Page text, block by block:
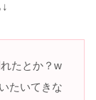
たとか？w
たいてきな